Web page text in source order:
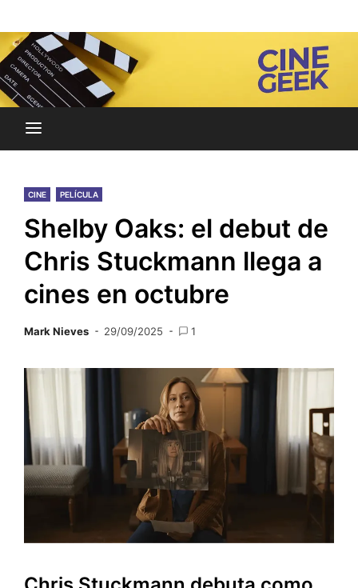
to
contentCine Geek
CINE PELÍCULA
Shelby Oaks: el debut de
Chris Stuckmann llega a
cines en octubre
Mark Nieves 29/09/2025 1